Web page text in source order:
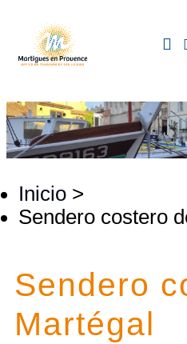
Inicio >
Sendero costero
Sendero
Martégal